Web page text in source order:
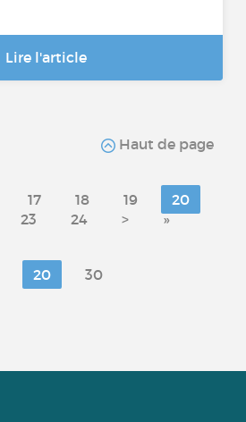
Lire l'article
Haut de page
17 18 19
20
23 24 > »
20 30